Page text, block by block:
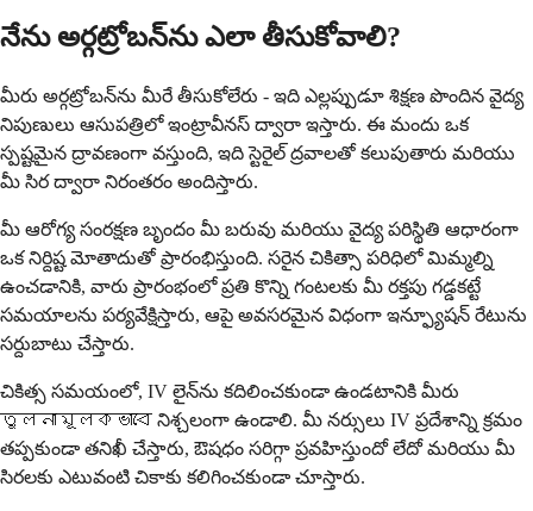
నేను అర్గట్రోబన్‌ను ఎలా తీసుకోవాలి?
మీరు అర్గట్రోబన్‌ను మీరే తీసుకోలేరు - ఇది ఎల్లప్పుడూ శిక్షణ పొందిన వైద్య
నిపుణులు ఆసుపత్రిలో ఇంట్రావీనస్ ద్వారా ఇస్తారు. ఈ మందు ఒక
స్పష్టమైన ద్రావణంగా వస్తుంది, ఇది స్టెరైల్ ద్రవాలతో కలుపుతారు మరియు
మీ సిర ద్వారా నిరంతరం అందిస్తారు.
మీ ఆరోగ్య సంరక్షణ బృందం మీ బరువు మరియు వైద్య పరిస్థితి ఆధారంగా
ఒక నిర్దిష్ట మోతాదుతో ప్రారంభిస్తుంది. సరైన చికిత్సా పరిధిలో మిమ్మల్ని
ఉంచడానికి, వారు ప్రారంభంలో ప్రతి కొన్ని గంటలకు మీ రక్తపు గడ్డకట్టే
సమయాలను పర్యవేక్షిస్తారు, ఆపై అవసరమైన విధంగా ఇన్ఫ్యూషన్ రేటును
సర్దుబాటు చేస్తారు.
చికిత్స సమయంలో, IV లైన్‌ను కదిలించకుండా ఉండటానికి మీరు
তুলনামূলকভাবে నిశ్చలంగా ఉండాలి. మీ నర్సులు IV ప్రదేశాన్ని క్రమం
తప్పకుండా తనిఖీ చేస్తారు, ఔషధం సరిగ్గా ప్రవహిస్తుందో లేదో మరియు మీ
సిరలకు ఎటువంటి చికాకు కలిగించకుండా చూస్తారు.